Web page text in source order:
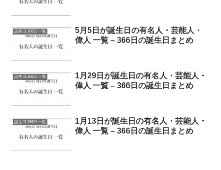
誕生日 366日 一覧
5月5日が誕生日の有名人・芸能人・
偉人 一覧 – 366日の誕生日まとめ
誕生日 366日 一覧
1月29日が誕生日の有名人・芸能人・
偉人 一覧 – 366日の誕生日まとめ
誕生日 366日 一覧
1月13日が誕生日の有名人・芸能人・
偉人 一覧 – 366日の誕生日まとめ